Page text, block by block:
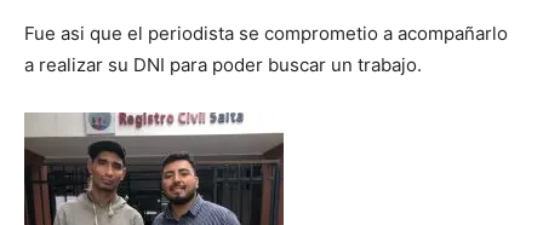
Fue asi que el periodista se comprometio a acompañarlo
a realizar su DNI para poder buscar un trabajo.